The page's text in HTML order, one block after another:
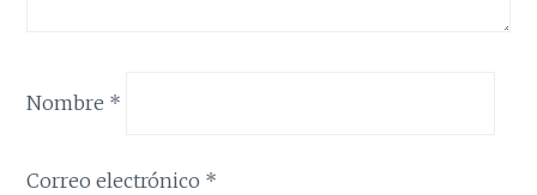
Nombre *
Correo electrónico *